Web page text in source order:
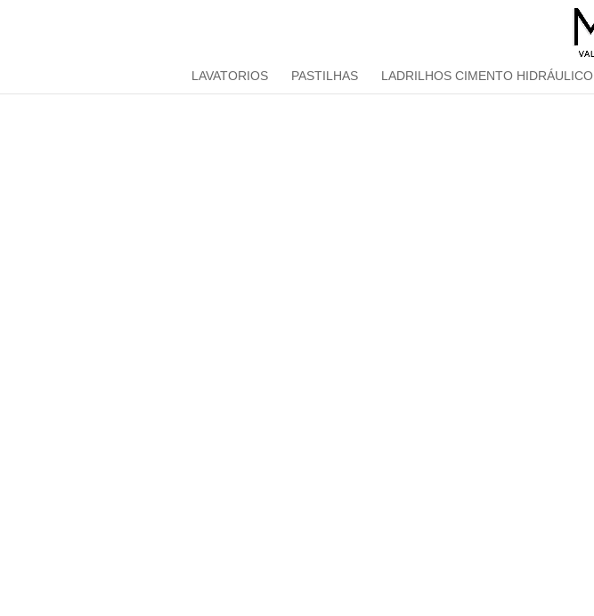
LAVATORIOS PASTILHAS LADRILHOS CIMENTO HIDRÁULICO